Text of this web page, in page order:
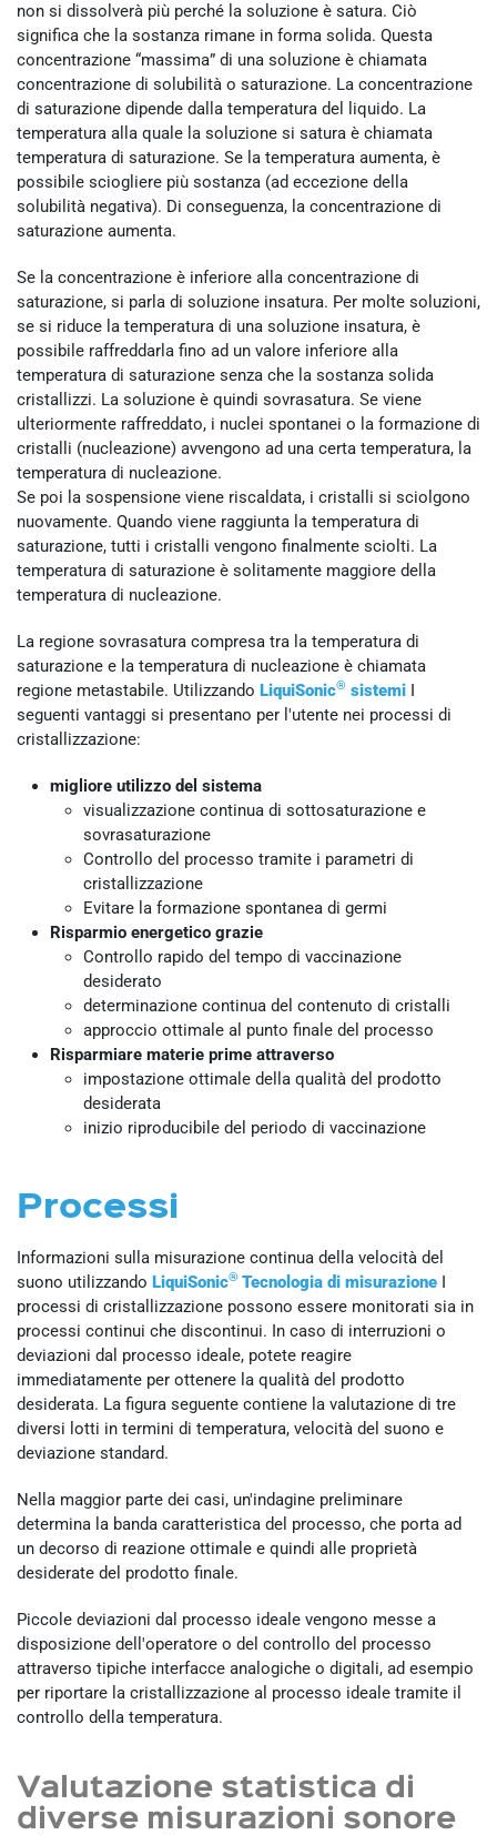
non si dissolverà più perché la soluzione è satura. Ciò
significa che la sostanza rimane in forma solida. Questa
concentrazione “massima” di una soluzione è chiamata
concentrazione di solubilità o saturazione. La concentrazione
di saturazione dipende dalla temperatura del liquido. La
temperatura alla quale la soluzione si satura è chiamata
temperatura di saturazione. Se la temperatura aumenta, è
possibile sciogliere più sostanza (ad eccezione della
solubilità negativa). Di conseguenza, la concentrazione di
saturazione aumenta.
Se la concentrazione è inferiore alla concentrazione di
saturazione, si parla di soluzione insatura. Per molte soluzioni,
se si riduce la temperatura di una soluzione insatura, è
possibile raffreddarla fino ad un valore inferiore alla
temperatura di saturazione senza che la sostanza solida
cristallizzi. La soluzione è quindi sovrasatura. Se viene
ulteriormente raffreddato, i nuclei spontanei o la formazione di
cristalli (nucleazione) avvengono ad una certa temperatura, la
temperatura di nucleazione.
Se poi la sospensione viene riscaldata, i cristalli si sciolgono
nuovamente. Quando viene raggiunta la temperatura di
saturazione, tutti i cristalli vengono finalmente sciolti. La
temperatura di saturazione è solitamente maggiore della
temperatura di nucleazione.
La regione sovrasatura compresa tra la temperatura di
saturazione e la temperatura di nucleazione è chiamata
regione metastabile. Utilizzando LiquiSonic® sistemi I
seguenti vantaggi si presentano per l'utente nei processi di
cristallizzazione:
migliore utilizzo del sistema
visualizzazione continua di sottosaturazione e
sovrasaturazione
Controllo del processo tramite i parametri di
cristallizzazione
Evitare la formazione spontanea di germi
Risparmio energetico grazie
Controllo rapido del tempo di vaccinazione
desiderato
determinazione continua del contenuto di cristalli
approccio ottimale al punto finale del processo
Risparmiare materie prime attraverso
impostazione ottimale della qualità del prodotto
desiderata
inizio riproducibile del periodo di vaccinazione
Processi
Informazioni sulla misurazione continua della velocità del
suono utilizzando LiquiSonic® Tecnologia di misurazione I
processi di cristallizzazione possono essere monitorati sia in
processi continui che discontinui. In caso di interruzioni o
deviazioni dal processo ideale, potete reagire
immediatamente per ottenere la qualità del prodotto
desiderata. La figura seguente contiene la valutazione di tre
diversi lotti in termini di temperatura, velocità del suono e
deviazione standard.
Nella maggior parte dei casi, un'indagine preliminare
determina la banda caratteristica del processo, che porta ad
un decorso di reazione ottimale e quindi alle proprietà
desiderate del prodotto finale.
Piccole deviazioni dal processo ideale vengono messe a
disposizione dell'operatore o del controllo del processo
attraverso tipiche interfacce analogiche o digitali, ad esempio
per riportare la cristallizzazione al processo ideale tramite il
controllo della temperatura.
Valutazione statistica di
diverse misurazioni sonore